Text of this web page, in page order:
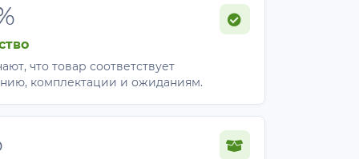
что товар соответствует
комплектации и ожиданиям.